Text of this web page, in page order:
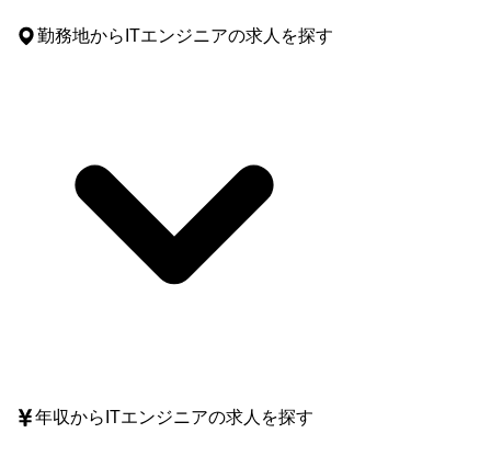
勤務地からITエンジニアの求人を探す
年収からITエンジニアの求人を探す